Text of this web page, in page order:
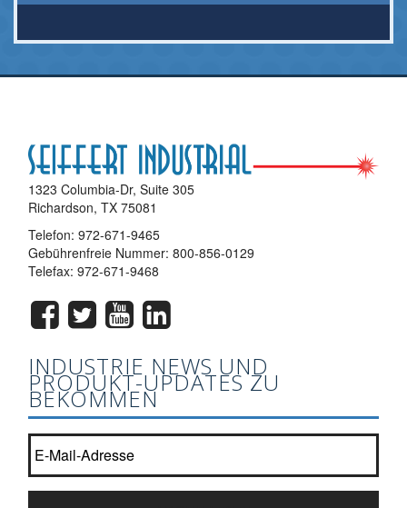
1323 Columbia-Dr, Suite 305
Richardson, TX 75081
Telefon: 972-671-9465
Gebührenfreie Nummer: 800-856-0129
Telefax: 972-671-9468
INDUSTRIE NEWS UND
PRODUKT-UPDATES ZU
BEKOMMEN
Abonnieren Sie unseren Newsletter Liste? *